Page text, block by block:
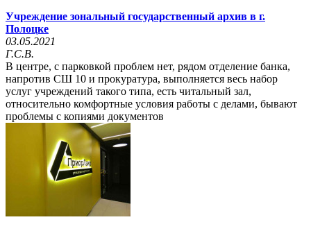
Учреждение зональный государственный архив в г.
Полоцке
03.05.2021
Г.С.В.
В центре, с парковкой проблем нет, рядом отделение банка,
напротив СШ 10 и прокуратура, выполняется весь набор
услуг учреждений такого типа, есть читальный зал,
относительно комфортные условия работы с делами, бывают
проблемы с копиями документов